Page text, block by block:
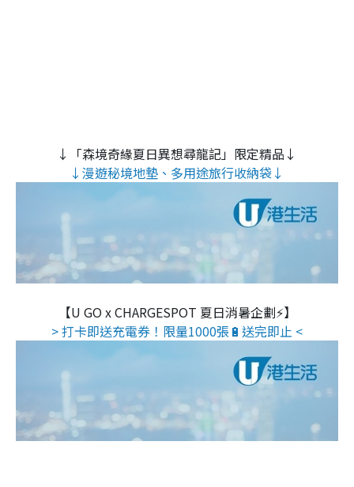
↓「森境奇緣夏日異想尋龍記」限定精品↓
↓漫遊秘境地墊、多用途旅行收納袋↓
【U GO x CHARGESPOT 夏日消暑企劃⚡】
> 打卡即送充電券！限量1000張🔋送完即止 <